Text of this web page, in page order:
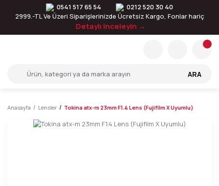
0541 517 65 54
0212 520 30 40
2999.-TL Ve Üzeri Siparişlerinizde Ücretsiz Kargo, Fonlar hariç
Detaylı inceleyin →
ARA
Anasayfa Lensler Tokina atx-m 23mm F1.4 Lens (Fujifilm X Uyumlu)